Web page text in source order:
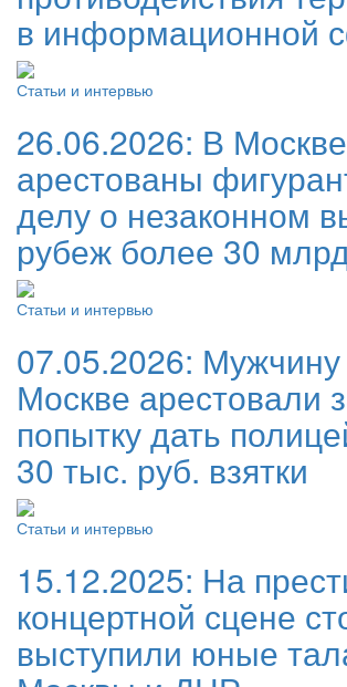
в информационной
Статьи и интервью
26.06.2026: В Москве
арестованы
делу о незаконном
рубеж более 30
Статьи и интервью
07.05.2026: Мужчину
Москве арестовали
попытку дать
30 тыс. руб. взятки
Статьи и интервью
15.12.2025: На
концертной сцене
выступили юные